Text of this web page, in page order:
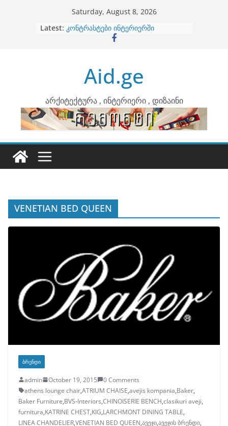
Saturday, August 8, 2026
Latest: ბინების გაერთიანება
კონტრასტები ინტერიერში
ინტერიერის დიზიანი
არტემიდი წარმოგიდგენთ
Aid.ge
არქიტექტურა , ინტერიერი , დიზაინი
VENETIAN BED QUEEN
ᲑᲠᲔᲜᲓᲘ
admin October 19, 2015
0 Comments
athens lounge chair,ATRIUM CHAISE,avejis kompania,Baker,
Baker Furniture,BVS-Interiors,CHINOISERIE BENCH,clasikuri aveji,
furnitura,KATRINE CHEST,KIG,LARCHMONT DINING TABLE,
LINEA CHANDELIER,VENETIAN BED QUEEN,ავეჯი,ავეჯის ბრენდი,